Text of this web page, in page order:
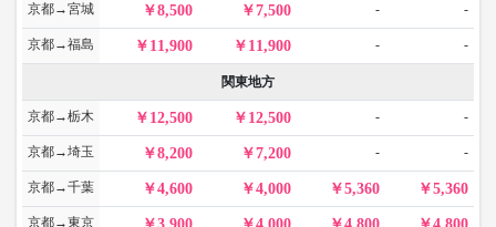
京都→宮城 8,500 7,500 - -
京都→福島 11,900 11,900 - -
関東地方
京都→栃木 12,500 12,500 - -
京都→埼玉 8,200 7,200 - -
京都→千葉 4,600 4,000 5,360 5,360
京都→東京